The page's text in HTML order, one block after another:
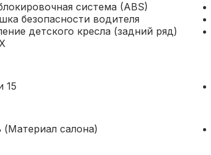
система (ABS)
безопасности водителя
детского кресла (задний ряд)
15
(Материал салона)